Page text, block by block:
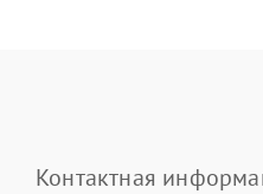
Контактная